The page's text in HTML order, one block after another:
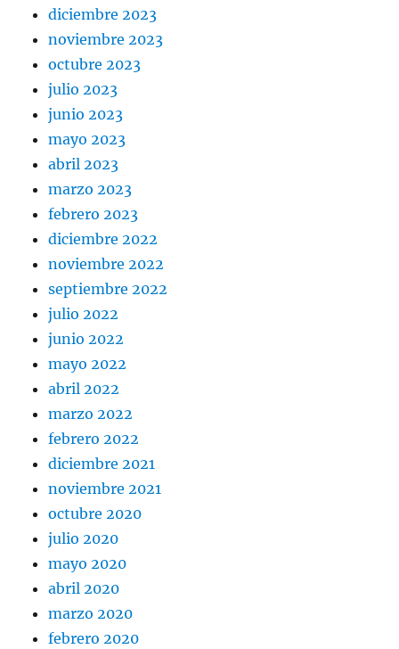
diciembre 2023
noviembre 2023
octubre 2023
julio 2023
junio 2023
mayo 2023
abril 2023
marzo 2023
febrero 2023
diciembre 2022
noviembre 2022
septiembre 2022
julio 2022
junio 2022
mayo 2022
abril 2022
marzo 2022
febrero 2022
diciembre 2021
noviembre 2021
octubre 2020
julio 2020
mayo 2020
abril 2020
marzo 2020
febrero 2020